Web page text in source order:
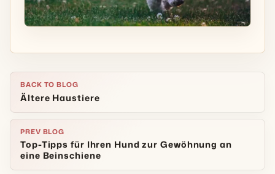
BACK TO BLOG
Ältere Haustiere
PREV BLOG
Top-Tipps für Ihren Hund zur Gewöhnung an
eine Beinschiene